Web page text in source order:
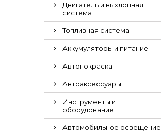
Двигатель и выхлопная
система
Топливная система
Аккумуляторы и питание
Автопокраска
Автоаксессуары
Инструменты и
оборудование
Автомобильное освещение